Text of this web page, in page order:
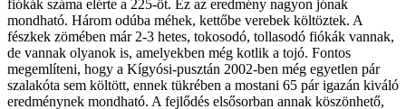
fiókák száma elérte a 225-öt. Ez az eredmény nagyon jónak
mondható. Három odúba méhek, kettőbe verebek költöztek. A
fészkek zömében már 2-3 hetes, tokosodó, tollasodó fiókák vannak,
de vannak olyanok is, amelyekben még kotlik a tojó. Fontos
megemlíteni, hogy a Kígyósi-pusztán 2002-ben még egyetlen pár
szalakóta sem költött, ennek tükrében a mostani 65 pár igazán kiváló
eredménynek mondható. A fejlődés elsősorban annak köszönhető,